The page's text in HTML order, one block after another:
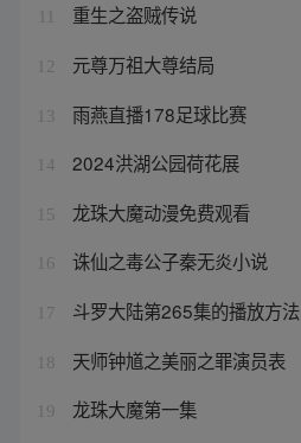
重生之盗贼传说
12 元尊万祖大尊结局
13 雨燕直播178足球比赛
14 2024洪湖公园荷花展
15 龙珠大魔动漫免费观看
16 诛仙之毒公子秦无炎小说
17 斗罗大陆第265集的播放方法
18 天师钟馗之美丽之罪演员表
19 龙珠大魔第一集